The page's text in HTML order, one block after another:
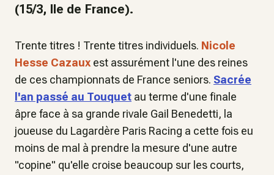
(15/3, Ile de France).
Trente titres ! Trente titres individuels. Nicole
Hesse Cazaux est assurément l'une des reines
de ces championnats de France seniors. Sacrée
l'an passé au Touquet au terme d'une finale
âpre face à sa grande rivale Gail Benedetti, la
joueuse du Lagardère Paris Racing a cette fois eu
moins de mal à prendre la mesure d'une autre
"copine" qu'elle croise beaucoup sur les courts,